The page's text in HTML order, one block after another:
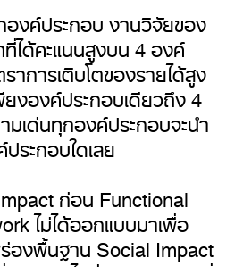
งค์ประกอบ งานวิจัยของ
ได้คะแนนสูงบน 4 องค์
าการเติบโตของรายได้สูง
งองค์ประกอบเดียวถึง 4
มเด่นทุกองค์ประกอบจะนำ
ระกอบใดเลย
ก่อน Functional
ไม่ได้ออกแบบมาเพื่อ
องพื้นฐาน Social Impact